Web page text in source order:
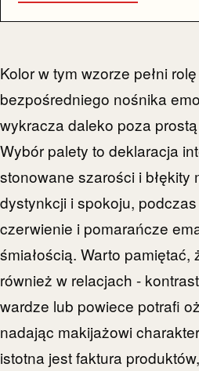
Kolor w tym wzorze pełni
bezpośredniego nośnika
wykracza daleko poza
Wybór palety to deklaracja
stonowane szarości i błękity
dystynkcji i spokoju,
czerwienie i pomarańcze
śmiałością. Warto pamiętać,
również w relacjach -
wardze lub powiece potrafi
nadając makijażowi
istotna jest faktura